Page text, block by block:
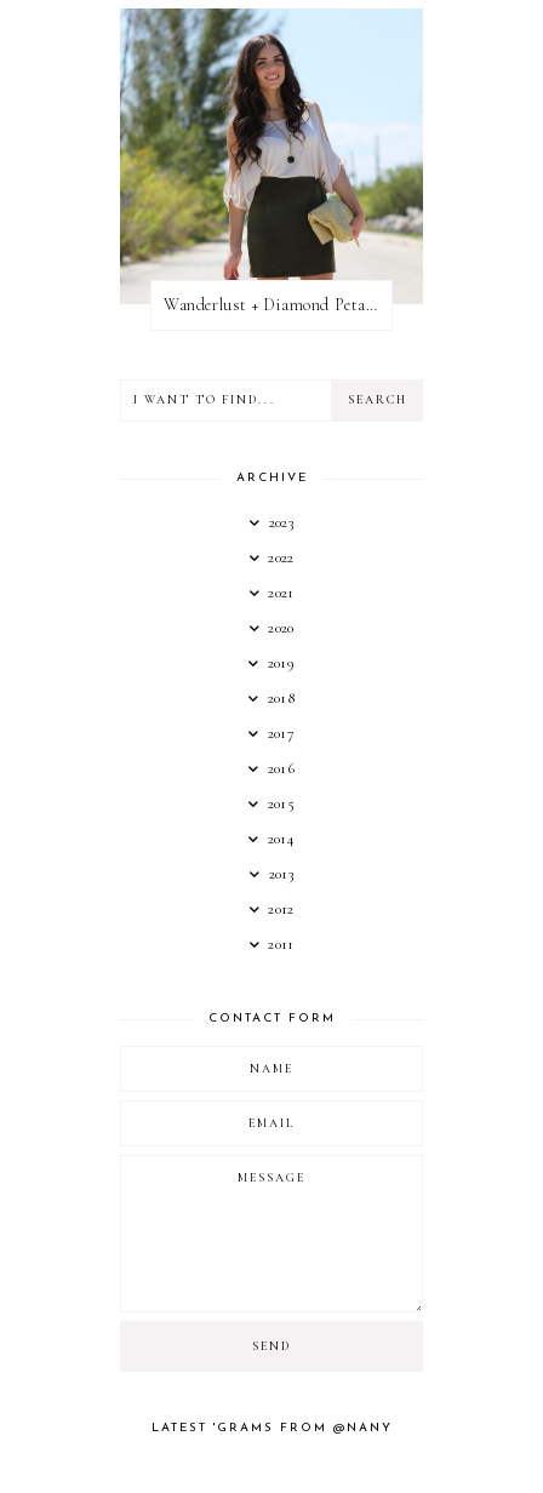
Wanderlust + Diamond Petal Giveaway
ARCHIVE
2023
2022
2021
2020
2019
2018
2017
2016
2015
2014
2013
2012
2011
CONTACT FORM
LATEST 'GRAMS FROM @NANY